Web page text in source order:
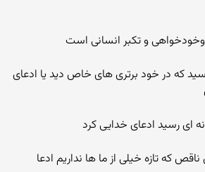
وخودخواهی و تکبر انسانی است
که در خود برتری های خاص دید یا ادعای
ای رسید ادعای خدایی کرد
که تازه خیلی از ما ها نداریم ادعا